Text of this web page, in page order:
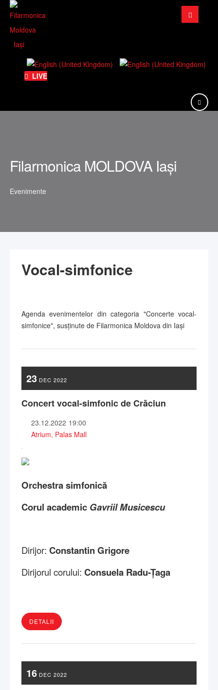
Căutare
...
LIVE
Filarmonica MOLDOVA Iași
Evenimente
Vocal-simfonice
Agenda evenimentelor din categoria "Concerte vocal-
simfonice", susținute de Filarmonica Moldova din Iași
23 DEC 2022
Concert vocal-simfonic de Crăciun
23.12.2022 19:00
Atrium, Palas Mall
Orchestra simfonică
Corul academic Gavriil Musicescu
Dirijor: Constantin Grigore
Dirijorul corului: Consuela Radu-Țaga
DETALII
16 DEC 2022